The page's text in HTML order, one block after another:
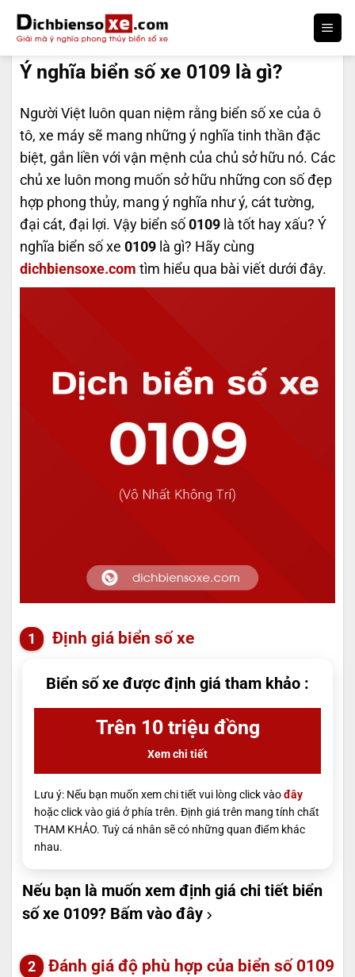
qua
nội
dungÝ nghĩa biển số xe 0109 là gì?
Người Việt luôn quan niệm rằng biển số xe của ô
tô, xe máy sẽ mang những ý nghĩa tinh thần đặc
biệt, gắn liền với vận mệnh của chủ sở hữu nó. Các
chủ xe luôn mong muốn sở hữu những con số đẹp
hợp phong thủy, mang ý nghĩa như ý, cát tường,
đại cát, đại lợi. Vậy biển số 0109 là tốt hay xấu? Ý
nghĩa biển số xe 0109 là gì? Hãy cùng
dichbiensoxe.com tìm hiểu qua bài viết dưới đây.
Định giá biển số xe
Biển số xe được định giá tham khảo :
Trên 10 triệu đồng
Xem chi tiết
Lưu ý: Nếu bạn muốn xem chi tiết vui lòng click vàođây
hoặc click vào giá ở phía trên. Định giá trên mang tính chất
THAM KHẢO. Tuỳ cá nhân sẽ có những quan điểm khác
nhau.
Nếu bạn là muốn xem định giá chi tiết biển
số xe 0109? Bấm vào đây
Đánh giá độ phù hợp của biển số 0109